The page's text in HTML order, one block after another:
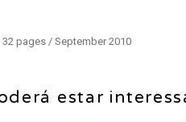
pages / September 2010
estar